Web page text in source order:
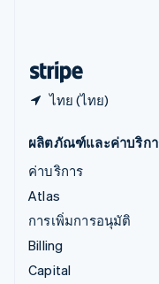
ไทย (ไทย)
ผลิตภัณฑ์และค่าบริก
ค่าบริการ
Atlas
การเพิ่มการอนุมัติ
Billing
Capital